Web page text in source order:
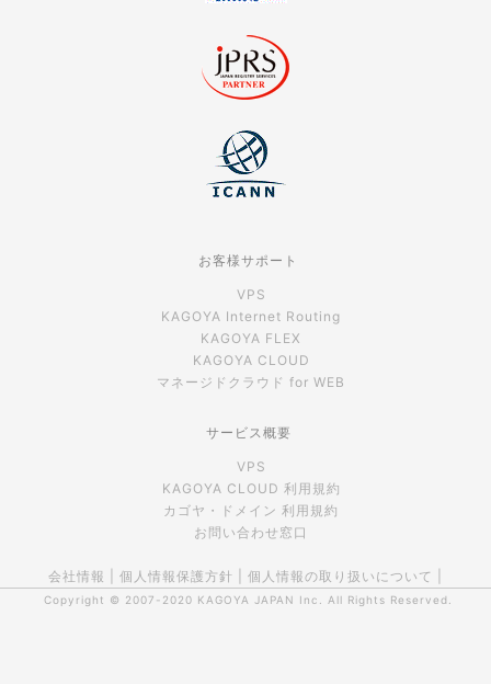
お客様サポート
VPS
KAGOYA Internet Routing
KAGOYA FLEX
KAGOYA CLOUD
マネージドクラウド for WEB
サービス概要
VPS
KAGOYA CLOUD 利用規約
カゴヤ・ドメイン 利用規約
お問い合わせ窓口
会社情報 個人情報保護方針 個人情報の取り扱いについて
Copyright © 2007-2020 KAGOYA JAPAN Inc. All Rights Reserved.